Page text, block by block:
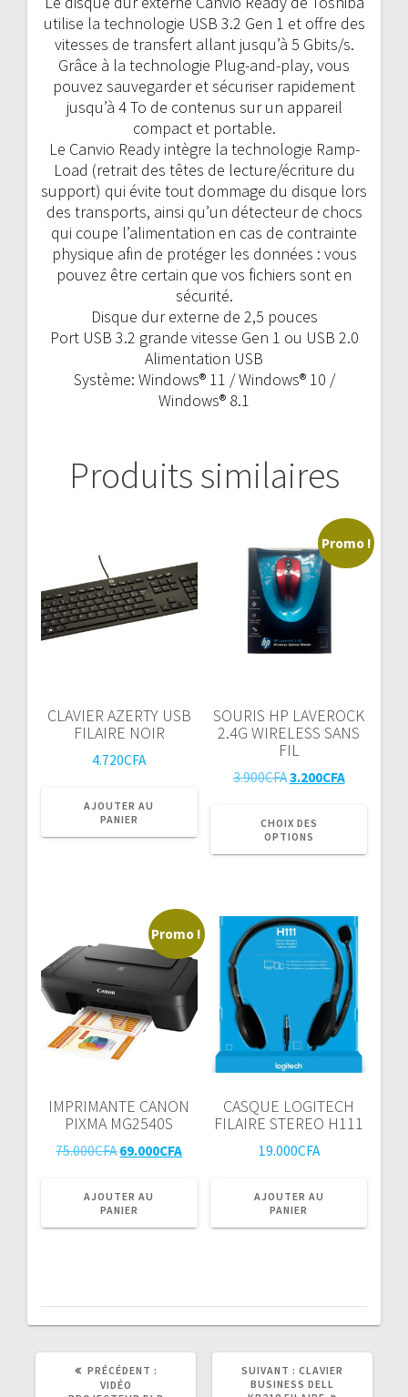
utilise la technologie USB 3.2 Gen 1 et offre des
vitesses de transfert allant jusqu’à 5 Gbits/s.
Grâce à la technologie Plug-and-play, vous
pouvez sauvegarder et sécuriser rapidement
jusqu’à 4 To de contenus sur un appareil
compact et portable.
Le Canvio Ready intègre la technologie Ramp-
Load (retrait des têtes de lecture/écriture du
support) qui évite tout dommage du disque lors
des transports, ainsi qu’un détecteur de chocs
qui coupe l’alimentation en cas de contrainte
physique afin de protéger les données : vous
pouvez être certain que vos fichiers sont en
sécurité.
Disque dur externe de 2,5 pouces
Port USB 3.2 grande vitesse Gen 1 ou USB 2.0
Alimentation USB
Système: Windows® 11 / Windows® 10 /
Windows® 8.1
Produits similaires
CLAVIER AZERTY USB
FILAIRE NOIR
4.720CFA
AJOUTER AU
PANIER
Promo !
SOURIS HP LAVEROCK
2.4G WIRELESS SANS
FIL
3.900CFALe
initial
était :
3.900CFA.
3.200CFALe
3.200CFA.
CHOIX DES
OPTIONS
Promo !
IMPRIMANTE CANON
PIXMA MG2540S
75.000CFALe
initial
était :
75.000CFA.
69.000CFALe
69.000CFA.
AJOUTER AU
PANIER
CASQUE LOGITECH
FILAIRE STEREO H111
19.000CFA
AJOUTER AU
PANIER
PRÉCÉDENT :
VIDÉO
SUIVANT : ARTICLE
SUIVANT
CLAVIER
BUSINESS DELL